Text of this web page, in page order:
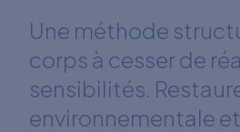
Une méthode
corps à cesser de
sensibilités.
environnementale